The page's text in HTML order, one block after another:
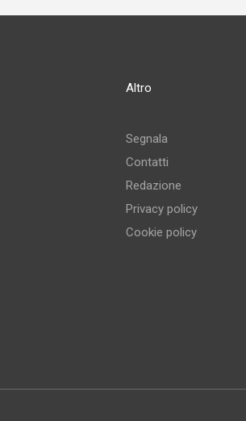
Altro
Segnala
Contatti
Redazione
Privacy policy
Cookie policy